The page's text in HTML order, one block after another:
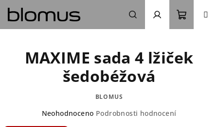
obsah
Hledat Přihlášení
košík
MAXIME sada 4 lžiček
šedobéžová
BLOMUS
Průměrné
Neohodnoceno Podrobnosti hodnocení